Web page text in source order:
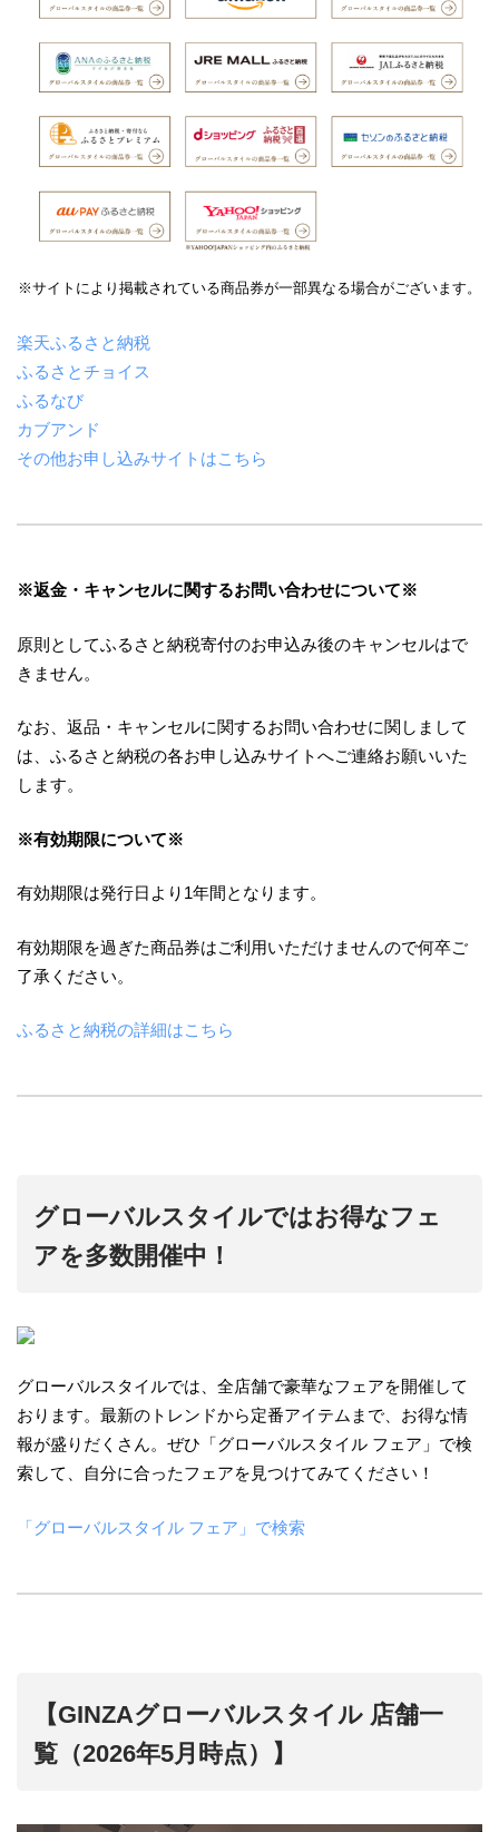
※サイトにより掲載されている商品券が一部異なる場合がございます。
楽天ふるさと納税
ふるさとチョイス
ふるなび
カブアンド
その他お申し込みサイトはこちら
※返金・キャンセルに関するお問い合わせについて※
原則としてふるさと納税寄付のお申込み後のキャンセルはで
きません。
なお、返品・キャンセルに関するお問い合わせに関しまして
は、ふるさと納税の各お申し込みサイトへご連絡お願いいた
します。
※有効期限について※
有効期限は発行日より1年間となります。
有効期限を過ぎた商品券はご利用いただけませんので何卒ご
了承ください。
ふるさと納税の詳細はこちら
グローバルスタイルではお得なフェ
アを多数開催中！
グローバルスタイルでは、全店舗で豪華なフェアを開催して
おります。最新のトレンドから定番アイテムまで、お得な情
報が盛りだくさん。ぜひ「グローバルスタイル フェア」で検
索して、自分に合ったフェアを見つけてみてください！
「グローバルスタイル フェア」で検索
【GINZAグローバルスタイル 店舗一
覧（2026年5月時点）】